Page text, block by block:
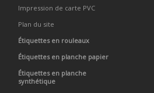
Impression de carte PVC
Plan du site
Étiquettes en rouleaux
Étiquettes en planche papier
Étiquettes en planche
synthétique